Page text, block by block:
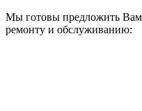
Мы готовы предложить
ремонту и обслуживанию: